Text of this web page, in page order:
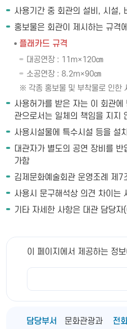
사용기간 중 회관의 설비, 시설,
홍보물은 회관이 제시하는 규격
플래카드 규격
대공연장 : 11m×120㎝
소공연장 : 8.2m×90㎝
※ 각종 홍보물 및 부착물로 인한
사용허가를 받은 자는 이 회관
관으로서는 일체의 책임을 지지
사용시설물에 특수시설 등을 설
대관자가 별도의 공연 장비를
가함
김제문화예술회관 운영조례 제
사용시 문구해석상 의견 차이는
기타 자세한 사항은 대관 담당
이 페이지에서 제공하는 정
담당부서 문화관광과 전